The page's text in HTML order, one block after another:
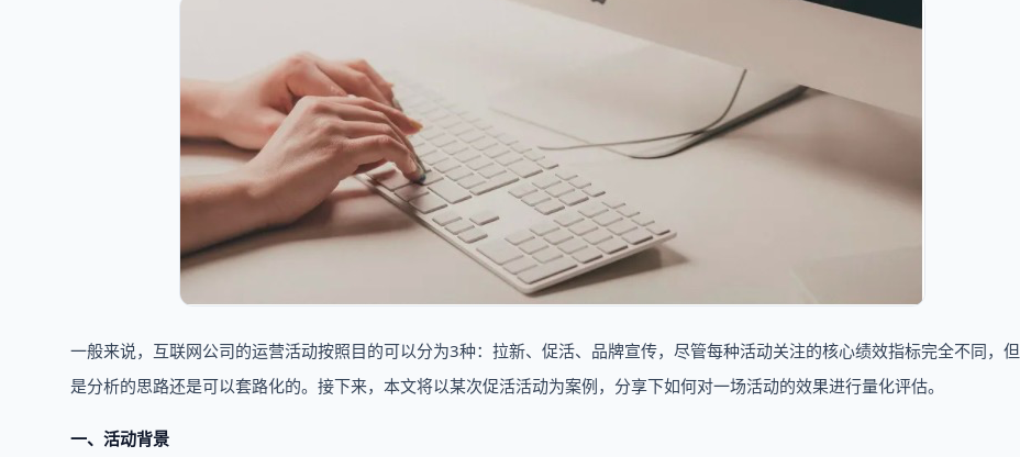
一般来说，互联网公司的运营活动按照目的可以分为3种：拉新、促活、品牌宣传，尽管每种活动关注的核心绩效指标完全不同，但
是分析的思路还是可以套路化的。接下来，本文将以某次促活活动为案例，分享下如何对一场活动的效果进行量化评估。
一、活动背景